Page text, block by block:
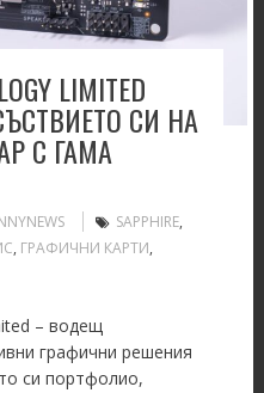
LIMITED
СИ НА
С ГАМА
SAPPHIRE,
, ГРАФИЧНИ КАРТИ,
– водещ
графични решения
си портфолио,